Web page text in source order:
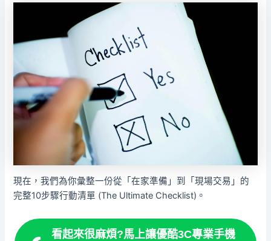
現在，我們為你彙整一份從「在家準備」到「現場交易」的
完整10步驟行動清單 (The Ultimate Checklist)。
看起來很麻煩?馬上讓優酷3C專業手機